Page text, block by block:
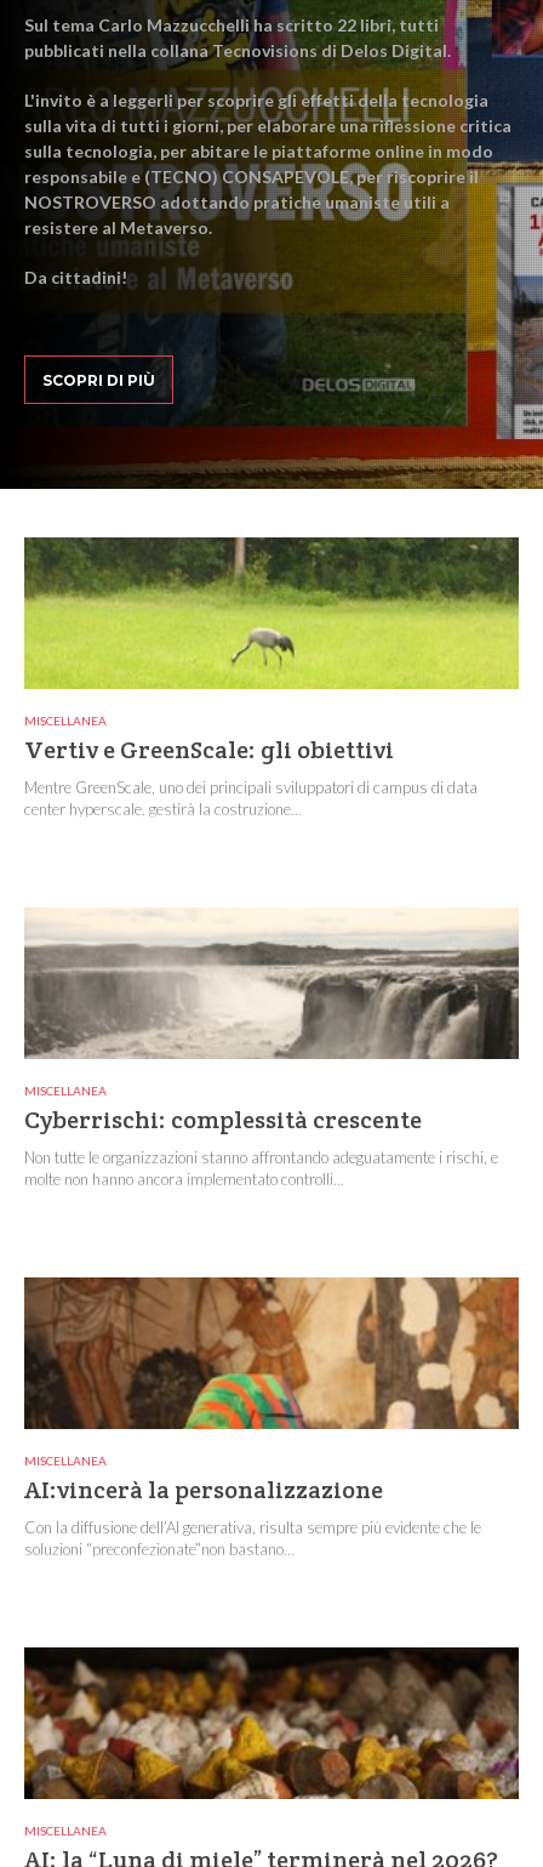
Sul tema Carlo Mazzucchelli ha scritto 22 libri, tutti
pubblicati nella collana Tecnovisions di Delos Digital.
L'invito è a leggerli per scoprire gli effetti della tecnologia
sulla vita di tutti i giorni, per elaborare una riflessione critica
sulla tecnologia, per abitare le piattaforme online in modo
responsabile e (TECNO) CONSAPEVOLE, per riscoprire il
NOSTROVERSO adottando pratiche umaniste utili a
resistere al Metaverso.
Da cittadini!
SCOPRI DI PIÙ
MISCELLANEA
Vertiv e GreenScale: gli obiettivi
Mentre GreenScale, uno dei principali sviluppatori di campus di data
center hyperscale, gestirà la costruzione...
MISCELLANEA
Cyberrischi: complessità crescente
Non tutte le organizzazioni stanno affrontando adeguatamente i rischi, e
molte non hanno ancora implementato controlli...
MISCELLANEA
AI:vincerà la personalizzazione
Con la diffusione dell’AI generativa, risulta sempre più evidente che le
soluzioni “preconfezionate”non bastano...
MISCELLANEA
AI: la “Luna di miele” terminerà nel 2026?